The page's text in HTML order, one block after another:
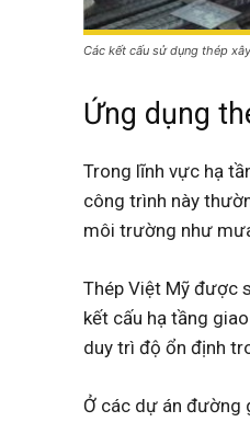
Các kết cấu sử dụng thép
Ứng dụng
Trong lĩnh vực hạ
công trình này
môi trường như
Thép Việt Mỹ được
kết cấu hạ tầng
duy trì độ ổn định
Ở các dự án đường